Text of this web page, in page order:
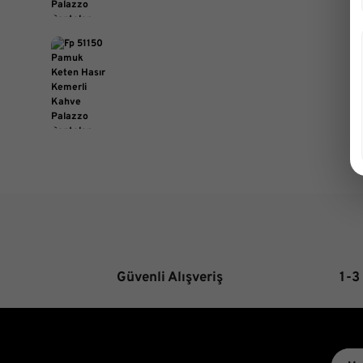
Güvenli Alışveriş 1-3